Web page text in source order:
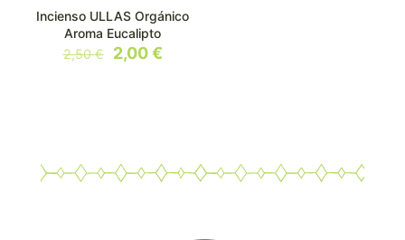
Incienso ULLAS Orgánico
Aroma Eucalipto
2,50€
El
2,00€El